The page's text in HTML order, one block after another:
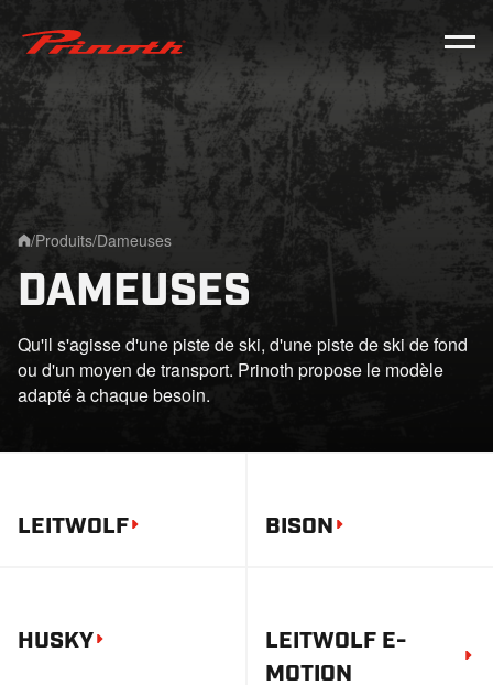
Prinoth - Corporate Website
/Produits/Dameuses
DAMEUSES
Qu'il s'agisse d'une piste de ski, d'une piste de ski de fond
ou d'un moyen de transport. Prinoth propose le modèle
adapté à chaque besoin.
LEITWOLF BISON
HUSKY
LEITWOLF E-
MOTION